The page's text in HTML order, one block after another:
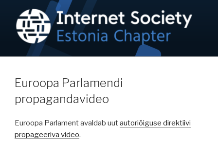
content
NETIKOGUKOND / ISOC-EE
Internet on inimõigus!
Euroopa Parlamendi
propagandavideo
Euroopa Parlament avaldab uutautoriõiguse direktiivi
propageeriva video.